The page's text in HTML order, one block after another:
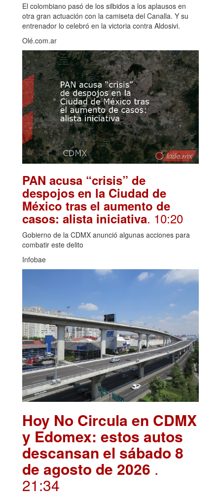
El colombiano pasó de los silbidos a los aplausos en
otra gran actuación con la camiseta del Canalla. Y su
entrenador lo celebró en la victoria contra Aldosivi.
Olé.com.ar
PAN acusa “crisis” de
despojos en la Ciudad de
México tras el aumento de
casos: alista iniciativa. 10:20
Gobierno de la CDMX anunció algunas acciones para
combatir este delito
Infobae
Hoy No Circula en CDMX
y Edomex: estos autos
descansan el sábado 8
de agosto de 2026 .
21:34